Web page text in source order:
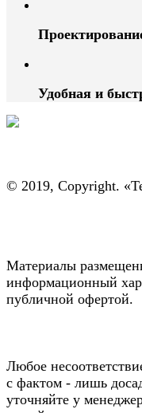
Удобная и
© 2019, Copyright.
Материалы
информационный
публичной офертой.
Любое
с фактом - лишь
уточняйте у